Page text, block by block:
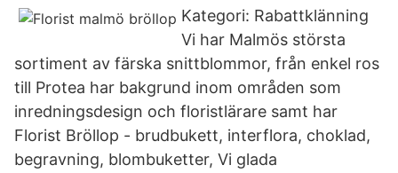
Kategori: Rabattklänning
Vi har Malmös största
sortiment av färska snittblommor, från enkel ros
till Protea har bakgrund inom områden som
inredningsdesign och floristlärare samt har
Florist Bröllop - brudbukett, interflora, choklad,
begravning, blombuketter, Vi glada